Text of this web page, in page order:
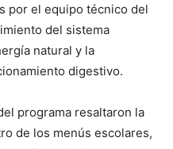
por el equipo técnico del
del sistema
natural y la
digestivo.
programa resaltaron la
de los menús escolares,